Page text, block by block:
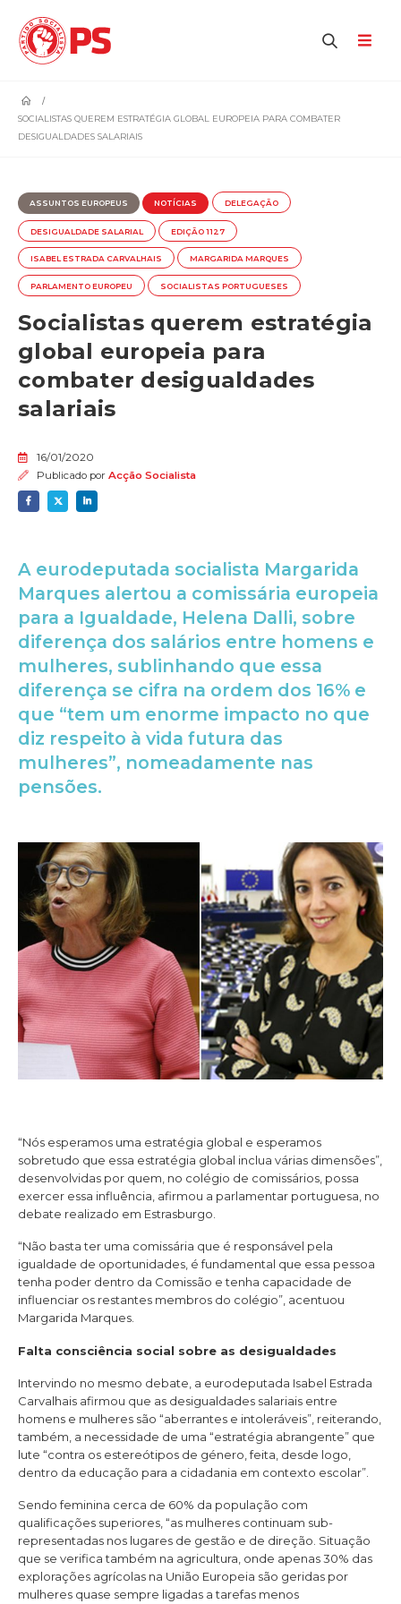
SOCIALISTAS QUEREM ESTRATÉGIA GLOBAL EUROPEIA PARA COMBATER
DESIGUALDADES SALARIAIS
ASSUNTOS EUROPEUS NOTÍCIAS DELEGAÇÃO
DESIGUALDADE SALARIAL EDIÇÃO 1127
ISABEL ESTRADA CARVALHAIS MARGARIDA MARQUES
PARLAMENTO EUROPEU SOCIALISTAS PORTUGUESES
Socialistas querem estratégia
global europeia para
combater desigualdades
salariais
16/01/2020
Publicado por Acção Socialista
A eurodeputada socialista Margarida
Marques alertou a comissária europeia
para a Igualdade, Helena Dalli, sobre
diferença dos salários entre homens e
mulheres, sublinhando que essa
diferença se cifra na ordem dos 16% e
que “tem um enorme impacto no que
diz respeito à vida futura das
mulheres”, nomeadamente nas
pensões.
“Nós esperamos uma estratégia global e esperamos
sobretudo que essa estratégia global inclua várias dimensões”,
desenvolvidas por quem, no colégio de comissários, possa
exercer essa influência, afirmou a parlamentar portuguesa, no
debate realizado em Estrasburgo.
“Não basta ter uma comissária que é responsável pela
igualdade de oportunidades, é fundamental que essa pessoa
tenha poder dentro da Comissão e tenha capacidade de
influenciar os restantes membros do colégio”, acentuou
Margarida Marques.
Falta consciência social sobre as desigualdades
Intervindo no mesmo debate, a eurodeputada Isabel Estrada
Carvalhais afirmou que as desigualdades salariais entre
homens e mulheres são “aberrantes e intoleráveis”, reiterando,
também, a necessidade de uma “estratégia abrangente” que
lute “contra os estereótipos de género, feita, desde logo,
dentro da educação para a cidadania em contexto escolar”.
Sendo feminina cerca de 60% da população com
qualificações superiores, “as mulheres continuam sub-
representadas nos lugares de gestão e de direção. Situação
que se verifica também na agricultura, onde apenas 30% das
explorações agrícolas na União Europeia são geridas por
mulheres quase sempre ligadas a tarefas menos